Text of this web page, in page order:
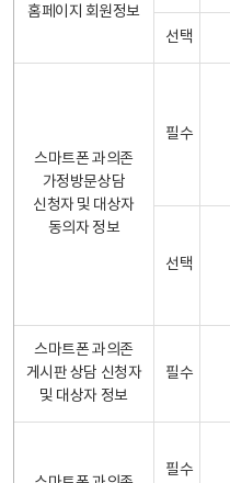
홈페이지 회원정보
선택
스마트폰 과의존
가정방문상담
신청자 및 대상자
동의자 정보
필수
선택
스마트폰 과의존
게시판 상담 신청자
및 대상자 정보
필수
필수